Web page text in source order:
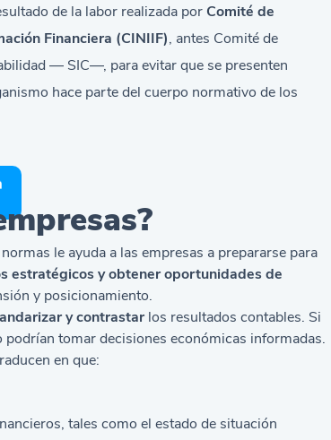
de la labor realizada por Comité de
Financiera (CINIIF), antes Comité de
— SIC—, para evitar que se presenten
hace parte del cuerpo normativo de los
le ayuda a las empresas a prepararse para
estratégicos y obtener oportunidades de
y posicionamiento.
y contrastar los resultados contables. Si
tomar decisiones económicas informadas.
en que:
tales como el estado de situación